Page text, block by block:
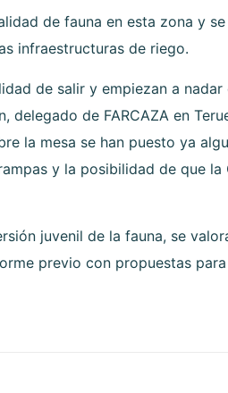
de fauna en esta zona y se
infraestructuras de riego.
de salir y empiezan a
de FARCAZA en
la mesa se han puesto ya
y la posibilidad de que la
juvenil de la fauna, se
previo con propuestas